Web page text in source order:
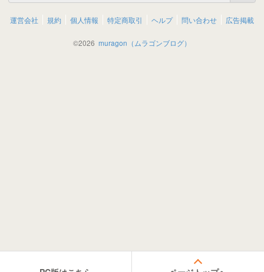
運営会社 規約 個人情報 特定商取引 ヘルプ 問い合わせ 広告掲載
©2026 muragon（ムラゴンブログ）